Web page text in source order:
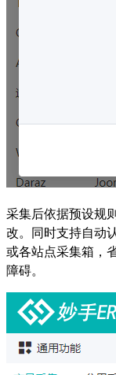
采集后依据预设规
改。同时支持自动
或各站点采集箱，
障碍。